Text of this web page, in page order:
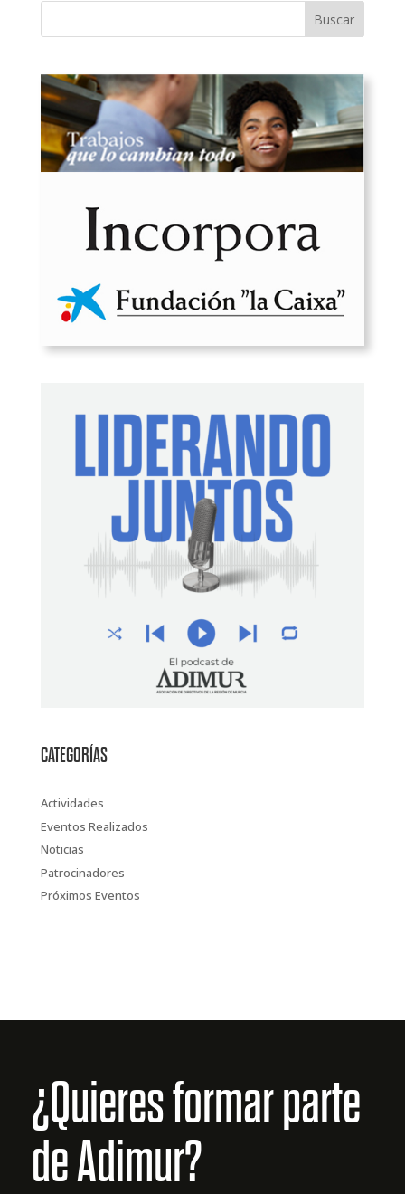
Buscar
CATEGORÍAS
Actividades
Eventos Realizados
Noticias
Patrocinadores
Próximos Eventos
¿Quieres formar parte
de Adimur?